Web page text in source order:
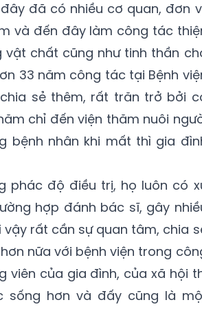
đã có nhiều cơ quan, đơn
và đến đây làm công tác
chất cũng như tinh thần
33 năm công tác tại Bệnh
sẻ thêm, rất trăn trở bởi
chỉ đến viện thăm nuôi
bệnh nhân khi mất thì gia
phác độ điều trị, họ luôn có
hợp đánh bác sĩ, gây
rất cần sự quan tâm, chia
nữa với bệnh viện trong
viên của gia đình, của xã hội
sống hơn và đấy cũng là